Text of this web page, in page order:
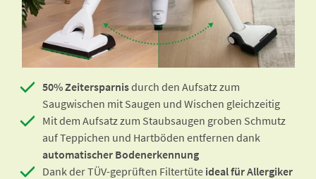
50% Zeitersparnisdurch den Aufsatz zum
Saugwischen mit Saugen und Wischen gleichzeitig
Mit dem Aufsatz zum Staubsaugen groben Schmutz
auf Teppichen und Hartböden entfernen dank
automatischer Bodenerkennung
Dank der TÜV-geprüften Filtertüte ideal für Allergiker